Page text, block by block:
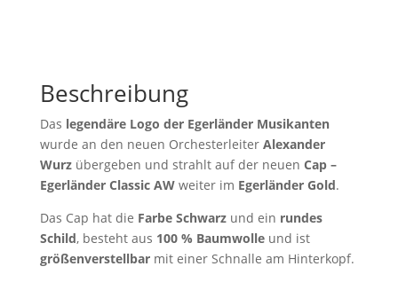
Beschreibung
Das legendäre Logo der Egerländer Musikanten
wurde an den neuen Orchesterleiter Alexander
Wurzübergeben und strahlt auf der neuen Cap –
Egerländer Classic AWweiter im Egerländer Gold.
Das Cap hat die Farbe Schwarz und ein rundes
Schild, besteht aus 100 % Baumwolleund ist
größenverstellbarmit einer Schnalle am Hinterkopf.